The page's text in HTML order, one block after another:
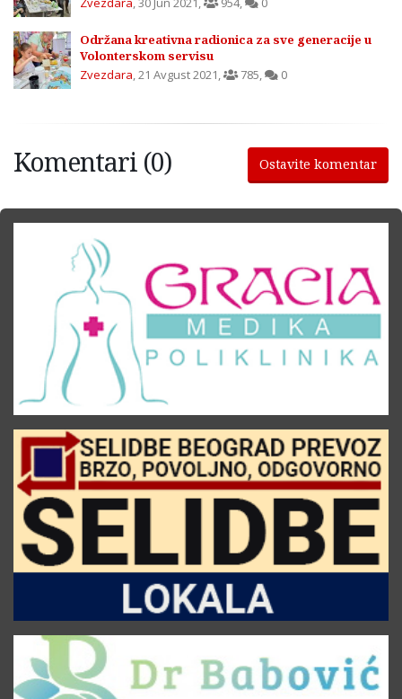
Održana kreativna radionica za sve generacije u
Volonterskom servisu
Zvezdara,21 Avgust 2021, 785, 0
Komentari (0) Ostavite komentar